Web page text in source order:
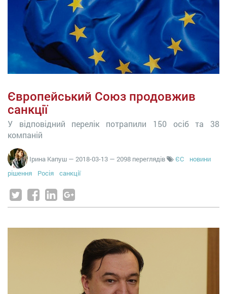
Європейський Союз продовжив
санкції
У відповідний перелік потрапили 150 осіб та 38
компаній
Ірина Капуш — 2018-03-13 — 2098 переглядів ЄС
новини
рішення
Росія санкції